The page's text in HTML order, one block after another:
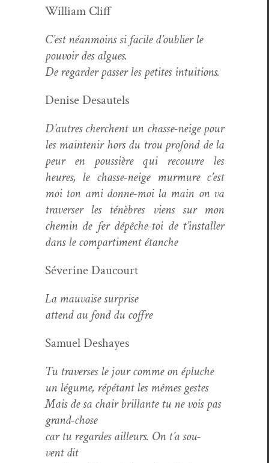
William Cliff
C’est néan­moins si facile d’oublier le
pou­voir des algues.
De regarder pass­er les petites intuitions.
Denise Desau­tels
D’autres cherchent un chas­se-neige pour
les main­tenir hors du trou pro­fond de la
peur en pous­sière qui recou­vre les
heures, le chas­se-neige mur­mure c’est
moi ton ami donne-moi la main on va
tra­vers­er les ténèbres viens sur mon
chemin de fer dépêche-toi de t’installer
dans le com­par­ti­ment étanche
Séver­ine Daucourt
La mau­vaise surprise
attend au fond du coffre
Samuel Deshayes
Tu tra­vers­es le jour comme on épluche
un légume, répé­tant les mêmes gestes
Mais de sa chair bril­lante tu ne vois pas
grand-chose
car tu regardes ailleurs. On t’a sou­
vent dit